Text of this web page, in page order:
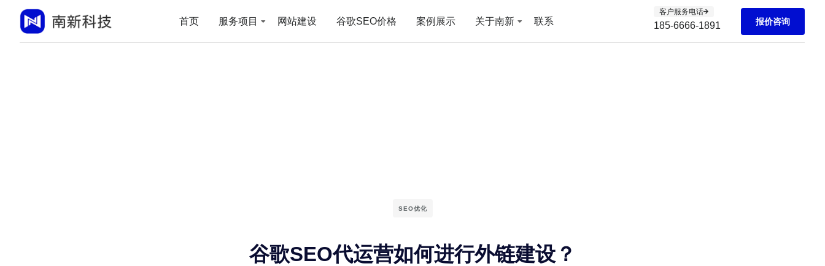
首页 服务项目 网站建设 谷歌SEO价格 案例展示 关于南新 联系
客户服务电话
185-6666-1891 报价咨询
SEO优化
谷歌SEO代运营如何进行外链建设？